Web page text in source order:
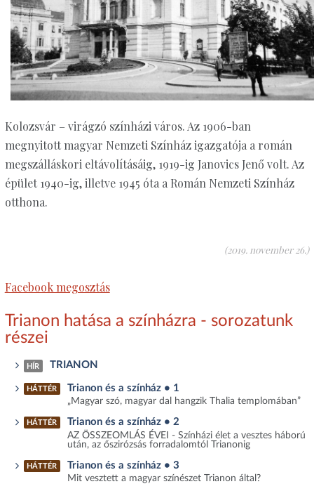
Kolozsvár – virágzó színházi város. Az 1906-ban
megnyitott magyar Nemzeti Színház igazgatója a román
megszálláskori eltávolításáig, 1919-ig Janovics Jenő volt. Az
épület 1940-ig, illetve 1945 óta a Román Nemzeti Színház
otthona.
(2019. november 26.)
Facebook megosztás
Trianon hatása a színházra - sorozatunk
részei
HÍR TRIANON
HÁTTÉR Trianon és a színház • 1
„Magyar szó, magyar dal hangzik Thalia templomában”
HÁTTÉR Trianon és a színház • 2
AZ ÖSSZEOMLÁS ÉVEI - Színházi élet a vesztes háború
után, az őszirózsás forradalomtól Trianonig
HÁTTÉR Trianon és a színház • 3
Mit vesztett a magyar színészet Trianon által?